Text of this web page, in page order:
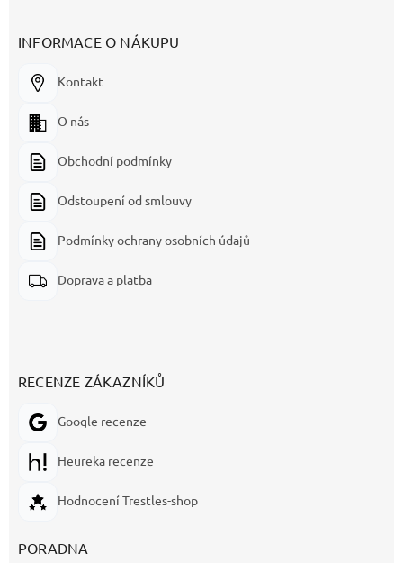
INFORMACE O NÁKUPU
Kontakt
O nás
Obchodní podmínky
Odstoupení od smlouvy
Podmínky ochrany osobních údajů
Doprava a platba
RECENZE ZÁKAZNÍKŮ
Google recenze
Heureka recenze
Hodnocení Trestles-shop
PORADNA